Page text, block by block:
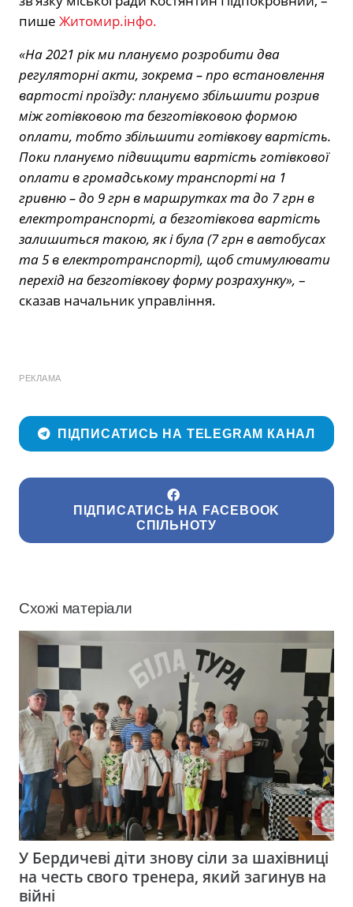
пише Житомир.інфо.
«На 2021 рік ми плануємо розробити два
регуляторні акти, зокрема – про встановлення
вартості проїзду: плануємо збільшити розрив
між готівковою та безготівковою формою
оплати, тобто збільшити готівкову вартість.
Поки плануємо підвищити вартість готівкової
оплати в громадському транспорті на 1
гривню – до 9 грн в маршрутках та до 7 грн в
електротранспорті, а безготівкова вартість
залишиться такою, як і була (7 грн в автобусах
та 5 в електротранспорті), щоб стимулювати
перехід на безготівкову форму розрахунку», –
сказав начальник управління.
РЕКЛАМА
ПІДПИСАТИСЬ НА TELEGRAM КАНАЛ
ПІДПИСАТИСЬ НА FACEBOOK
СПІЛЬНОТУ
Схожі матеріали
У Бердичеві діти знову сіли за шахівниці
на честь свого тренера, який загинув на
війні